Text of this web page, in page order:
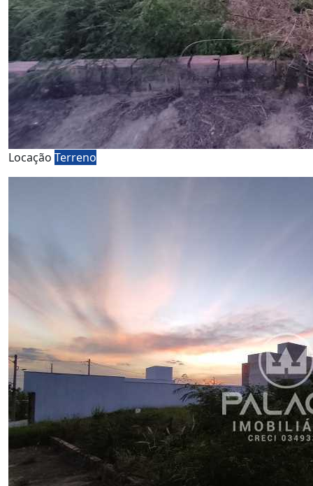
Locação Terreno